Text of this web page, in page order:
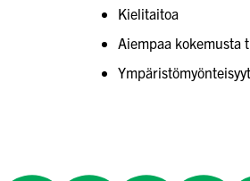
Kielitaitoa
Aiempaa kokemusta